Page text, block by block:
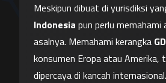
Meskipun dibuat di yurisdiksi
Indonesia pun perlu
asalnya. Memahami kerangka
konsumen Eropa atau
dipercaya di kancah internasional.